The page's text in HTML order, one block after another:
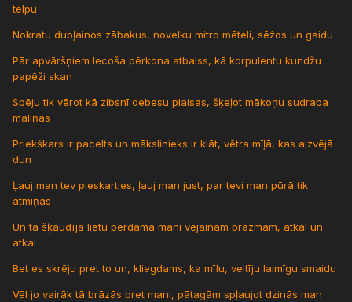
telpu
Nokratu dubļainos zābakus, novelku mitro mēteli, sēžos un gaidu
Pār apvāršņiem lecoša pērkona atbalss, kā korpulentu kundžu
papēži skan
Spēju tik vērot kā zibsnī debesu plaisas, šķeļot mākoņu sudraba
maliņas
Priekškars ir pacelts un mākslinieks ir klāt, vētra mīļā, kas aizvējā
dun
Ļauj man tev pieskarties, ļauj man just, par tevi man pūrā tik
atmiņas
Un tā šķaudīja lietu pērdama mani vējainām brāzmām, atkal un
atkal
Bet es skrēju pret to un, kliegdams, ka mīlu, veltīju laimīgu smaidu
Vēl jo vairāk tā brāzās pret mani, pātagām spļaujot dzinās man